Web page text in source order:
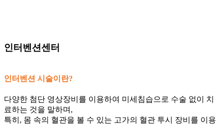
인터벤션센터
인터벤션 시술이란?
다양한 첨단 영상장비를 이용하여 미세침습으로 수술 없이 치
료하는 것을 말하며,
특히, 몸 속의 혈관을 볼 수 있는 고가의 혈관 투시 장비를 이용